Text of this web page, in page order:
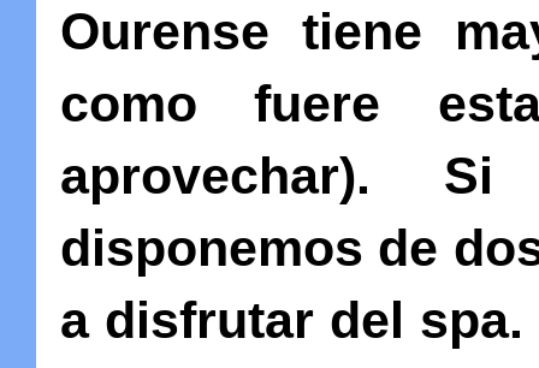
Ourense tiene
como fuere
aprovechar).
disponemos de
a disfrutar del